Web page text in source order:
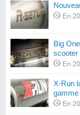
En
Big
scooter
En
X-Run
gamme
En